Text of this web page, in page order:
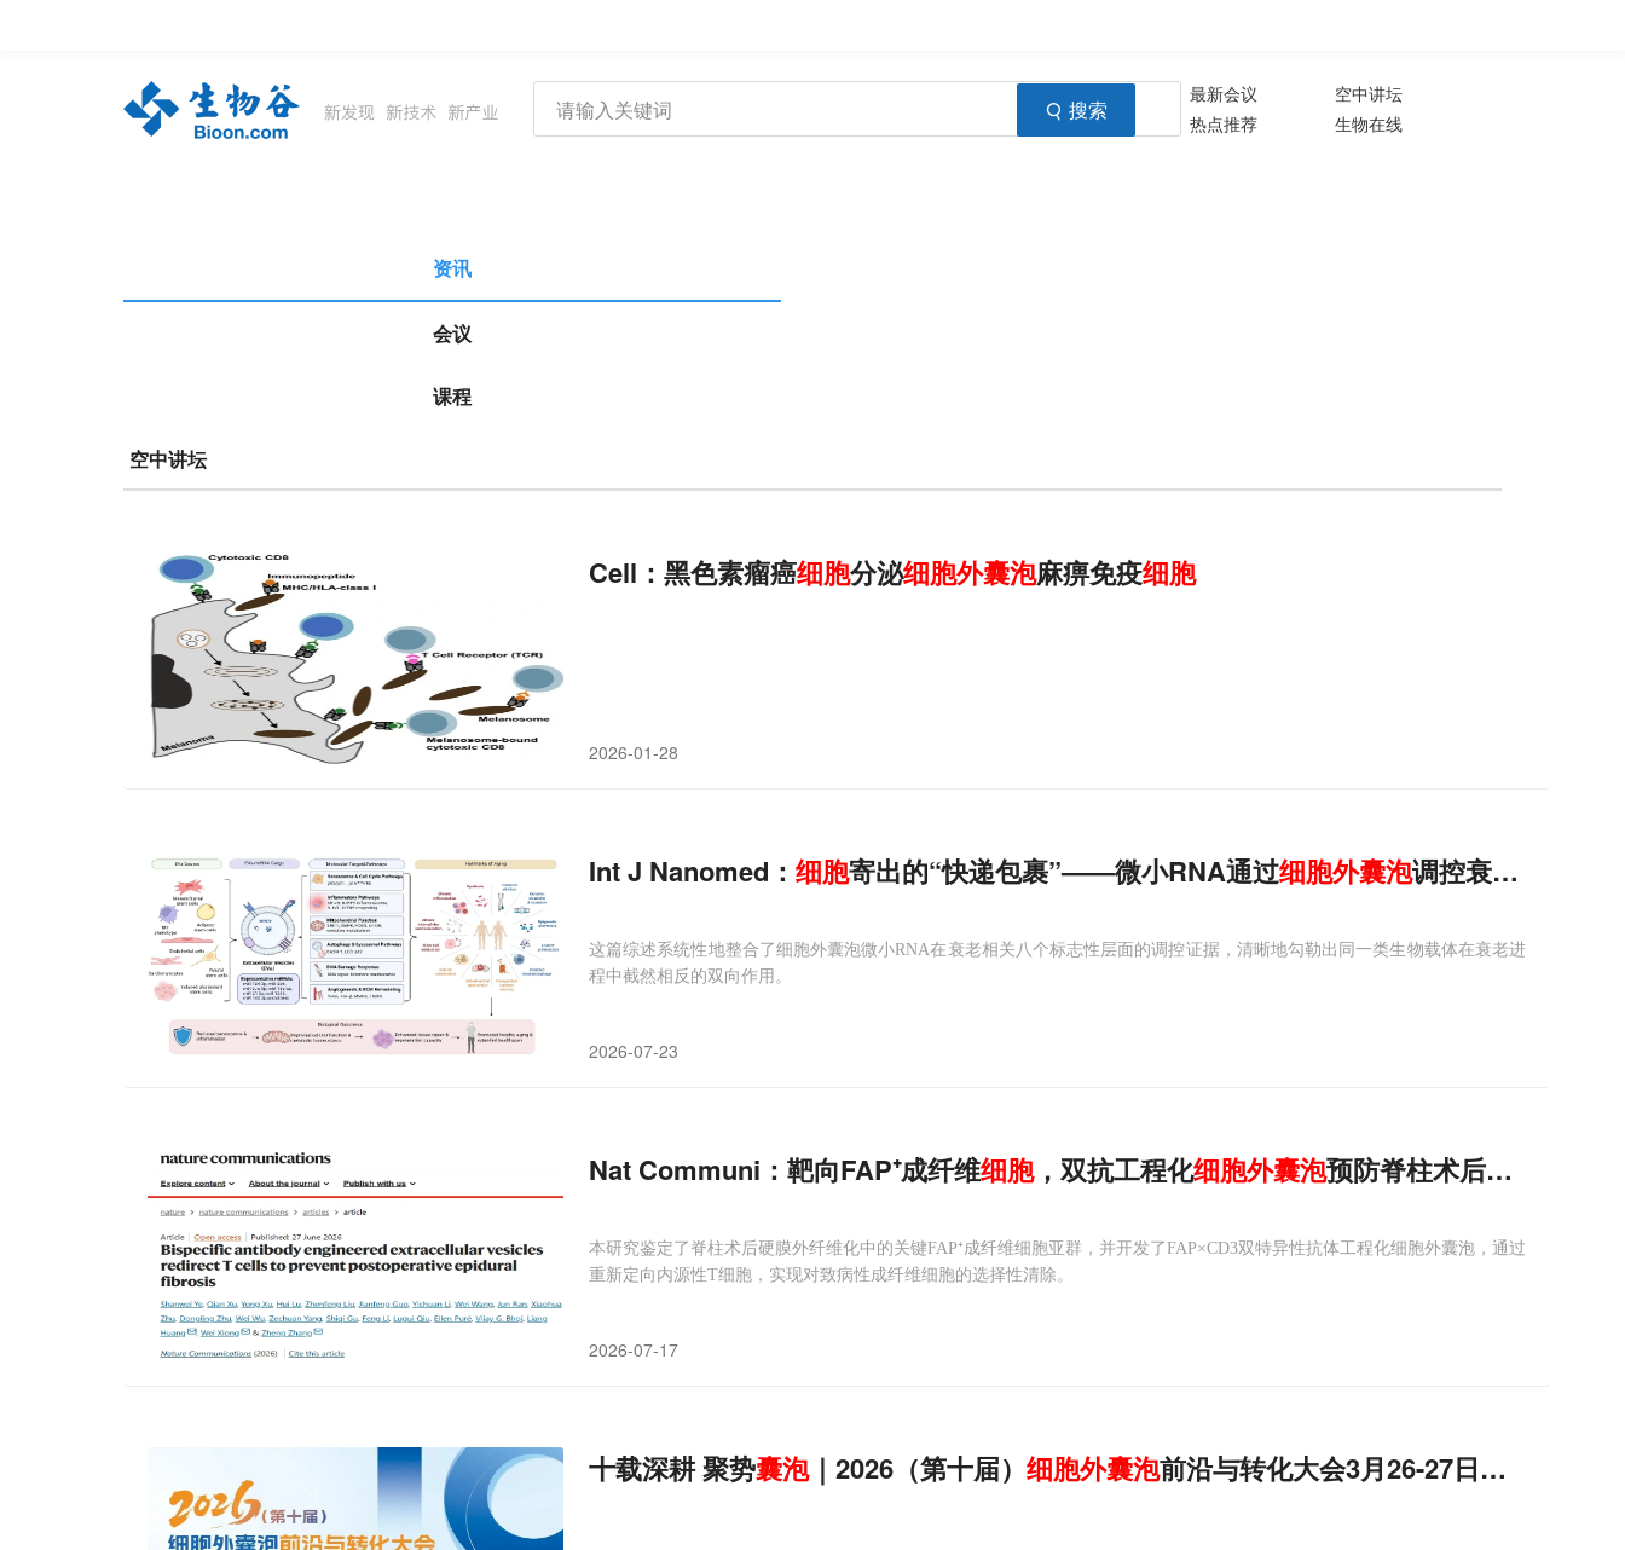
搜索
最新会议
空中讲坛
热点推荐
生物在线
资讯
会议
课程
空中讲坛
Cell：黑色素瘤癌细胞分泌细胞外囊泡麻痹免疫细胞
2026-01-28
Int J Nanomed： 细胞寄出的“快递包裹”——微小RNA通过细胞外囊泡调控衰老进程
这篇综述系统性地整合了细胞外囊泡微小RNA在衰老相关八个标志性层面的调控证据，清晰地勾勒出同一类生物载体在衰老进
程中截然相反的双向作用。
2026-07-23
Nat Communi：靶向FAP⁺成纤维细胞，双抗工程化细胞外囊泡预防脊柱术后瘢痕
本研究鉴定了脊柱术后硬膜外纤维化中的关键FAP⁺成纤维细胞亚群，并开发了FAP×CD3双特异性抗体工程化细胞外囊泡，通过
重新定向内源性T细胞，实现对致病性成纤维细胞的选择性清除。
2026-07-17
十载深耕 聚势囊泡｜2026（第十届） 细胞外囊泡前沿与转化大会3月26-27日北京启幕！